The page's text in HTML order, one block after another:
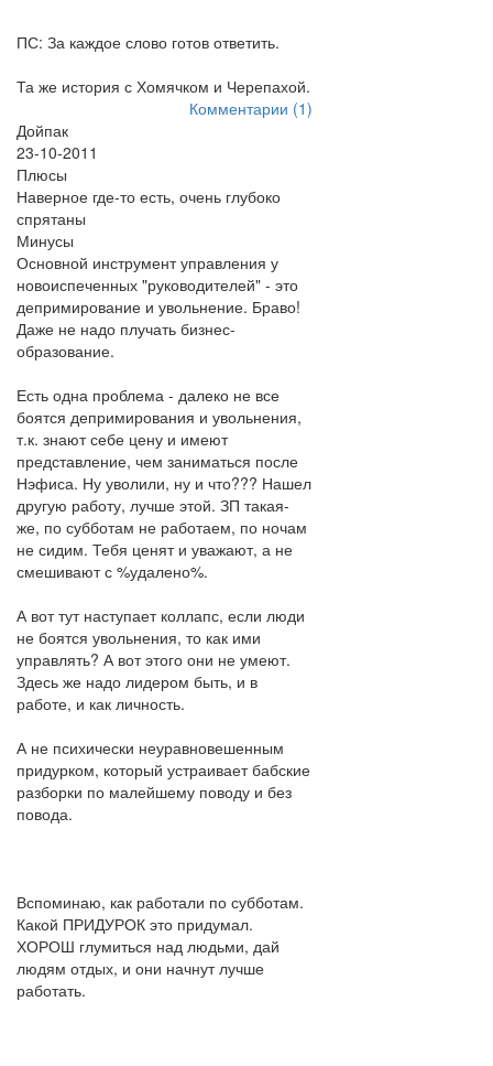
ПС: За каждое слово готов ответить.
Та же история с Хомячком и Черепахой.
Комментарии (1)
Дойпак
23-10-2011
Плюсы
Наверное где-то есть, очень глубоко
спрятаны
Минусы
Основной инструмент управления у
новоиспеченных "руководителей" - это
депримирование и увольнение. Браво!
Даже не надо плучать бизнес-
образование.
Есть одна проблема - далеко не все
боятся депримирования и увольнения,
т.к. знают себе цену и имеют
представление, чем заниматься после
Нэфиса. Ну уволили, ну и что??? Нашел
другую работу, лучше этой. ЗП такая-
же, по субботам не работаем, по ночам
не сидим. Тебя ценят и уважают, а не
смешивают с %удалено%.
А вот тут наступает коллапс, если люди
не боятся увольнения, то как ими
управлять? А вот этого они не умеют.
Здесь же надо лидером быть, и в
работе, и как личность.
А не психически неуравновешенным
придурком, который устраивает бабские
разборки по малейшему поводу и без
повода.
Вспоминаю, как работали по субботам.
Какой ПРИДУРОК это придумал.
ХОРОШ глумиться над людьми, дай
людям отдых, и они начнут лучше
работать.